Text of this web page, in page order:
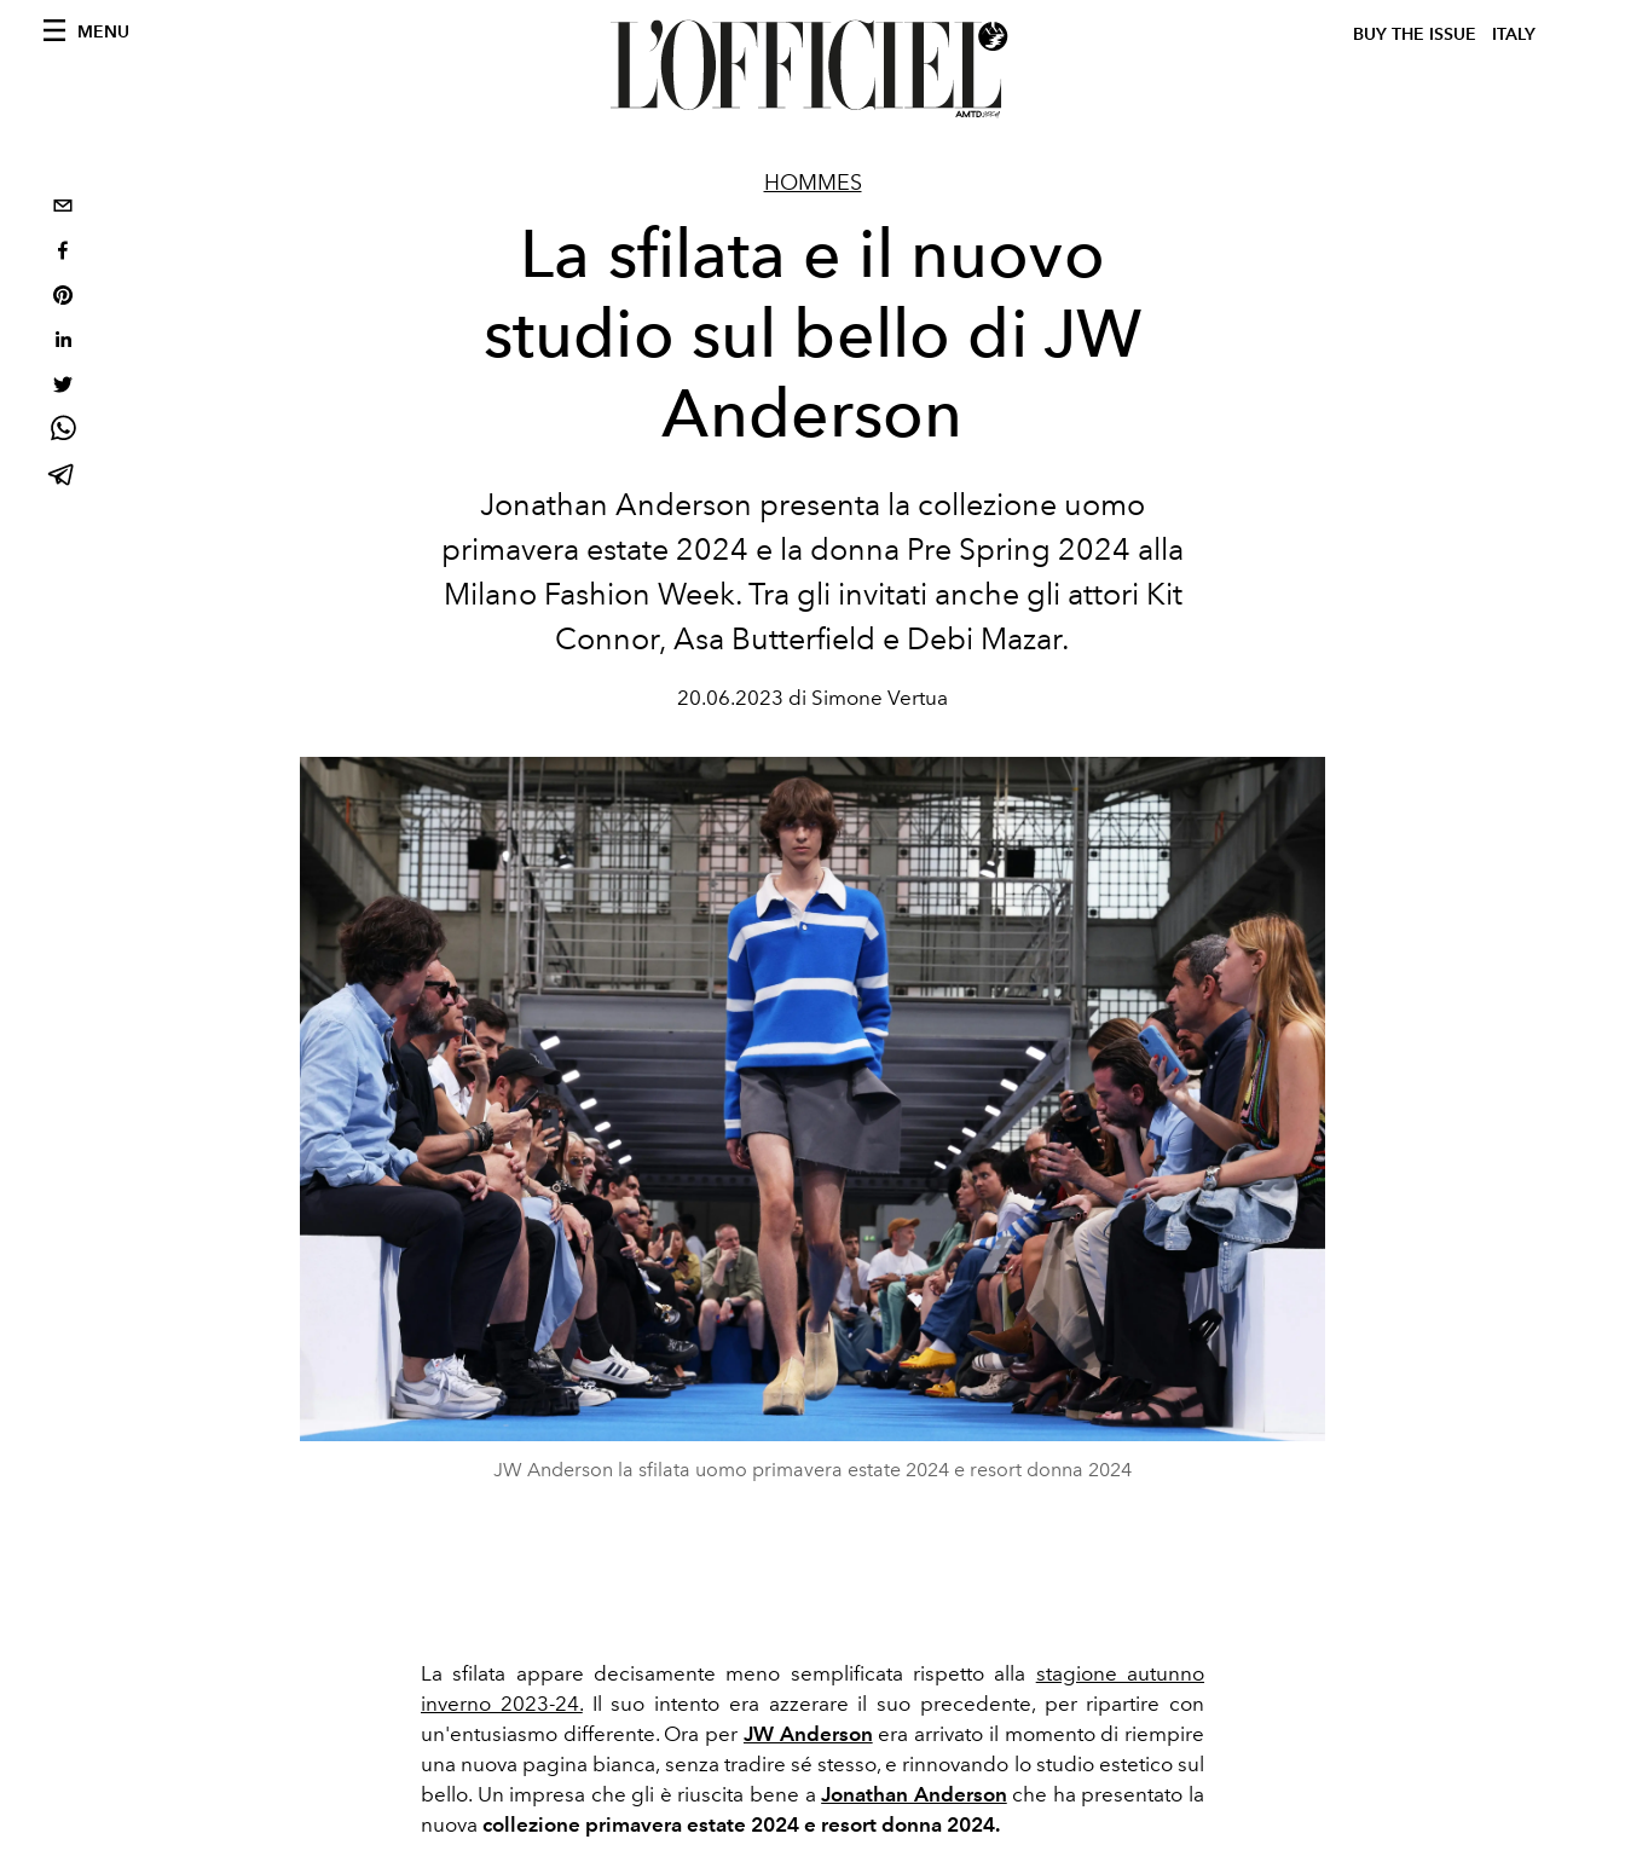
MENU BUY THE ISSUE ITALY
HOMMES
La sfilata e il nuovo
studio sul bello di JW
Anderson
Jonathan Anderson presenta la collezione uomo
primavera estate 2024 e la donna Pre Spring 2024 alla
Milano Fashion Week. Tra gli invitati anche gli attori Kit
Connor, Asa Butterfield e Debi Mazar.
20.06.2023 di Simone Vertua
JW Anderson la sfilata uomo primavera estate 2024 e resort donna 2024
La sfilata appare decisamente meno semplificata rispetto alla stagione autunno
inverno 2023-24.Il suo intento era azzerare il suo precedente, per ripartire con
un'entusiasmo differente. Ora per JW Anderson era arrivato il momento di riempire
una nuova pagina bianca, senza tradire sé stesso, e rinnovando lo studio estetico sul
bello. Un impresa che gli è riuscita bene a Jonathan Anderson che ha presentato la
nuova collezione primavera estate 2024 e resort donna 2024.